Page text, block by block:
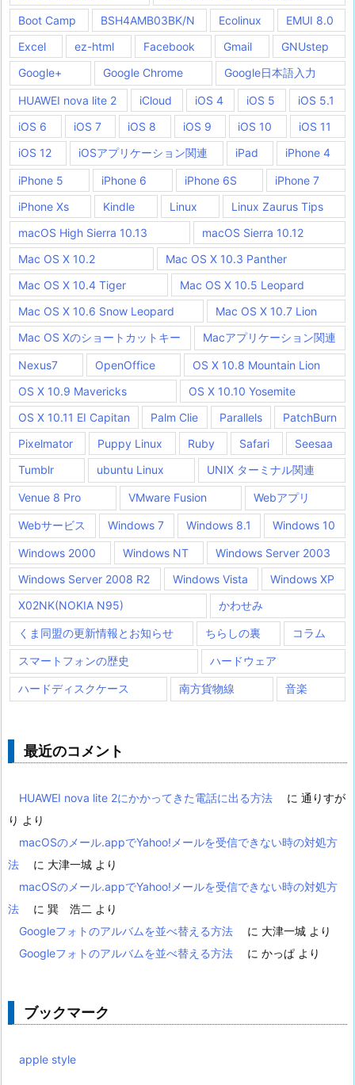
Boot Camp BSH4AMB03BK/N Ecolinux
EMUI 8.0
Excel
ez-html Facebook Gmail
GNUstep
Google+
Google Chrome Google日本語入力
HUAWEI nova lite 2 iCloud iOS 4 iOS 5
iOS 5.1
iOS 6
iOS 7 iOS 8 iOS 9 iOS 10
iOS 11
iOS 12
iOSアプリケーション関連 iPad iPhone 4
iPhone 5 iPhone 6 iPhone 6S
iPhone 7
iPhone Xs
Kindle Linux
Linux Zaurus Tips
macOS High Sierra 10.13
macOS Sierra 10.12
Mac OS X 10.2
Mac OS X 10.3 Panther
Mac OS X 10.4 Tiger
Mac OS X 10.5 Leopard
Mac OS X 10.6 Snow Leopard
Mac OS X 10.7 Lion
Mac OS Xのショートカットキー
Macアプリケーション関連
Nexus7 OpenOffice
OS X 10.8 Mountain Lion
OS X 10.9 Mavericks
OS X 10.10 Yosemite
OS X 10.11 EI Capitan
Palm Clie Parallels
PatchBurn
Pixelmator
Puppy Linux Ruby Safari
Seesaa
Tumblr
ubuntu Linux UNIX ターミナル関連
Venue 8 Pro VMware Fusion Webアプリ
Webサービス Windows 7 Windows 8.1 Windows 10
Windows 2000 Windows NT
Windows Server 2003
Windows Server 2008 R2
Windows Vista
Windows XP
X02NK(NOKIA N95)
かわせみ
くま同盟の更新情報とお知らせ ちらしの裏 コラム
スマートフォンの歴史 ハードウェア
ハードディスクケース 南方貨物線 音楽
最近のコメント
HUAWEI nova lite 2にかかってきた電話に出る方法 に 通りすが
り より
macOSのメール.appでYahoo!メールを受信できない時の対処方
法
に 大津一城 より
macOSのメール.appでYahoo!メールを受信できない時の対処方
法
に 巽 浩二 より
Googleフォトのアルバムを並べ替える方法
に 大津一城 より
Googleフォトのアルバムを並べ替える方法
に かっぱ より
ブックマーク
apple style